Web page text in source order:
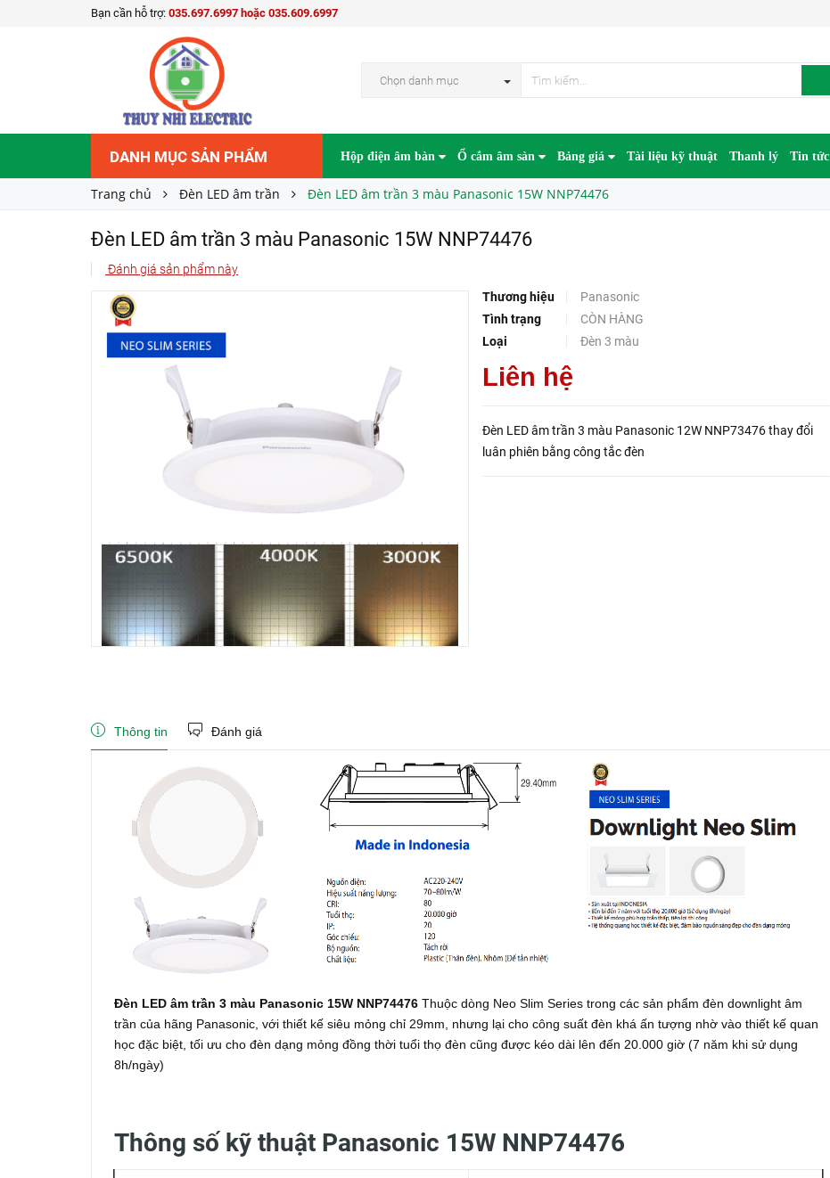
Bạn cần hỗ trợ: 035.697.6997 hoặc 035.609.6997
Chọn danh mục
DANH MỤC SẢN PHẨM Hộp điện âm bàn Ổ cắm âm sàn Bảng giá Tài liệu kỹ thuật Thanh lý Tin tức
Trang chủ Đèn LED âm trần Đèn LED âm trần 3 màu Panasonic 15W NNP74476
Đèn LED âm trần 3 màu Panasonic 15W NNP74476
Đánh giá sản phẩm này
Thương hiệu
Panasonic
Tình trạng
CÒN HÀNG
Loại
Đèn 3 màu
Liên hệ
Đèn LED âm trần 3 màu Panasonic 12W NNP73476 thay đổi
luân phiên bằng công tắc đèn
Đèn LED âm trần 3 màu Panasonic 15W NNP74476
Giá bán: Liên hệ
Thông tin Đánh giá
Đèn LED âm trần 3 màu Panasonic 15W NNP74476 Thuộc dòng Neo Slim Series trong các sản phẩm đèn downlight âm
trần của hãng Panasonic, với thiết kế siêu mỏng chỉ 29mm, nhưng lại cho công suất đèn khá ấn tượng nhờ vào thiết kế quan
học đặc biệt, tối ưu cho đèn dạng mỏng đồng thời tuổi thọ đèn cũng được kéo dài lên đến 20.000 giờ (7 năm khi sử dụng
8h/ngày)
Thông số kỹ thuật Panasonic 15W NNP74476